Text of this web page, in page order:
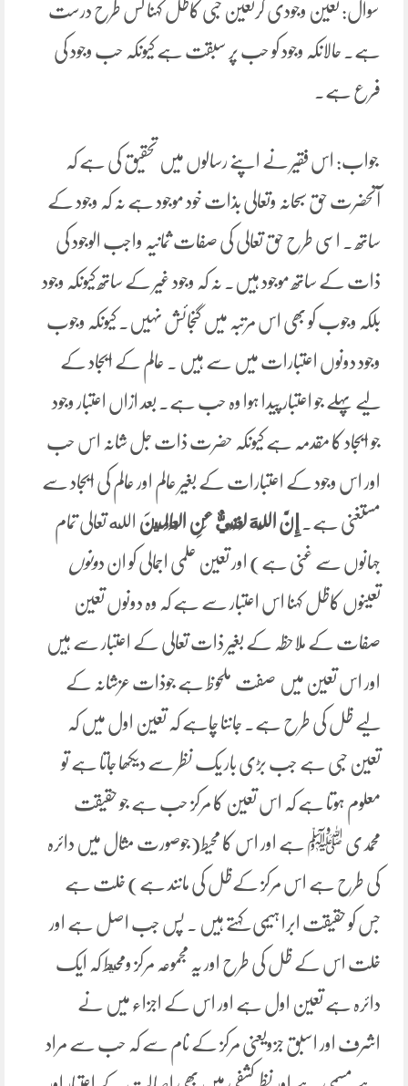
سوال: تعین وجودی کرتعین حبی کاظل کہنا کس طرح درست
ہے۔ حالانکہ وجود کو حب پر سبقت ہے کیونکہ حب وجود کی
فرع ہے۔
جواب: اس فقیر نے اپنے رسالوں میں تحقیق کی ہے کہ
آنحضرت حق سبحانہ وتعالی بذات خود موجود ہے نہ کہ وجود کے
ساتھ ۔ اسی طرح حق تعالی کی صفات ثمانیہ واجب الوجود کی
ذات کے ساتھ موجود ہیں۔ نہ کہ وجود غیر کے ساتھ کیونکہ وجود
بلکہ وجوب کو بھی اس مرتبہ میں گنجائش نہیں۔ کیونکہ وجوب
وجود دونوں اعتبارات میں سے ہیں ۔ عالم کے ایجاد کے
لیے پہلے جو اعتبار پیدا ہوا وہ حب ہے۔ بعد ازاں اعتبار وجود
جو ایجاد کا مقدمہ ہے کیونکہ حضرت ذات جل شانہ اس حب
اور اس وجود کے اعتبارات کے بغیر عالم اور عالم کی ایجاد سے
مستغنی ہے۔ إِنَّ اللَّهَ ‌لَغَنِيٌّ عَنِ الْعَالَمِينَ الله تعالی تمام
جہانوں سے غنی ہے) اور تعین علمی اجمالی کو ان دونوں
تعینوں کاظل کہنا اس اعتبار سے ہے کہ وہ دونوں تعین
صفات کے ملاحظہ کے بغیر ذات تعالی کے اعتبار سے ہیں
اور اس تعین میں صفت ملحوظ ہے جوذات عزشانہ کے
لیے ظل کی طرح ہے۔ جاننا چاہے کہ تعین اول میں کہ
تعین حبی ہے جب بڑی بار یک نظر سے دیکھا جاتا ہے تو
معلوم ہوتا ہے کہ اس تعین کا مرکز حب ہے جو حقیقت
محمدی ﷺ ہے اور اس کا محیط(جوصورت مثال میں دائرہ
کی طرح ہے اس مرکز کےظل کی مانند ہے) خلت ہے
جس کو حقیقت ابرا ہیمی کہتے ہیں ۔ پس جب اصل ہے اور
خلت اس کے ظل کی طرح اور یہ مجموعہ مرکز ومحيط کہ ایک
دائرہ ہے تعین اول ہے اور اس کے اجزاء میں نے
اشرف اور اسبق جزویعنی مرکز کے نام سے کہ حب سے مراد